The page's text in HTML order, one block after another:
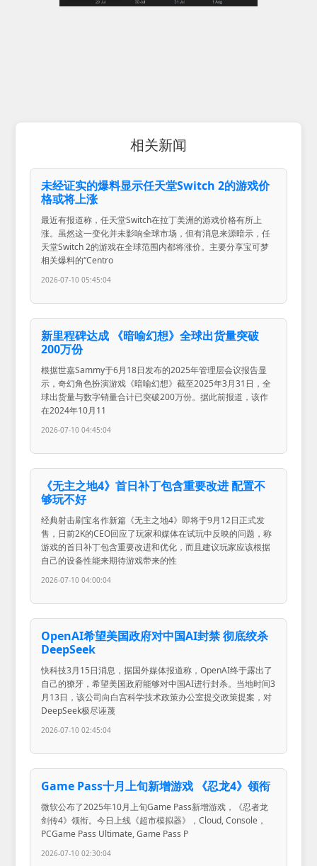
相关新闻
未经证实的爆料显示任天堂Switch 2的游戏价
格或将上涨
最近有报道称，任天堂Switch在拉丁美洲的游戏价格有所上
涨。虽然这一变化并未影响全球市场，但有消息来源暗示，任
天堂Switch 2的游戏在全球范围内都将涨价。主要分享宝可梦
相关爆料的“Centro
2026-07-10 05:45:04
新里程碑达成 《暗喻幻想》全球出货量突破
200万份
根据世嘉Sammy于6月18日发布的2025年管理层会议报告显
示，奇幻角色扮演游戏《暗喻幻想》截至2025年3月31日，全
球出货量与数字销量合计已突破200万份。据此前报道，该作
在2024年10月11
2026-07-10 04:45:04
《无主之地4》首日补丁包含重要改进 配置不
够玩不好
经典射击刷宝名作新篇《无主之地4》即将于9月12日正式发
售，日前2K的CEO回应了玩家和媒体在试玩中反映的问题，称
游戏的首日补丁包含重要改进和优化，而且建议玩家应该根据
自己的设备性能来期待游戏带来的性
2026-07-10 04:00:04
OpenAI希望美国政府对中国AI封禁 彻底绞杀
DeepSeek
快科技3月15日消息，据国外媒体报道称，OpenAI终于露出了
自己的獠牙，希望美国政府能够对中国AI进行封杀。当地时间3
月13日，该公司向白宫科学技术政策办公室提交政策提案，对
DeepSeek极尽诬蔑
2026-07-10 02:45:04
Game Pass十月上旬新增游戏 《忍龙4》领衔
微软公布了2025年10月上旬Game Pass新增游戏，《忍者龙
剑传4》领衔。今日上线《超市模拟器》，Cloud, Console，
PCGame Pass Ultimate, Game Pass P
2026-07-10 02:30:04